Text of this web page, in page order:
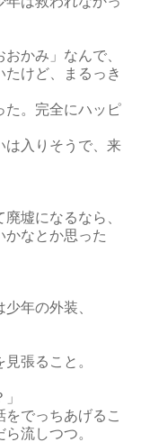
かみ」なんで、
たけど、まるっき
た。完全にハッピ
は入りそうで、来
墟になるなら、
かなとか思った
年の外装、
張ること。
でっちあげるこ
流しつつ。